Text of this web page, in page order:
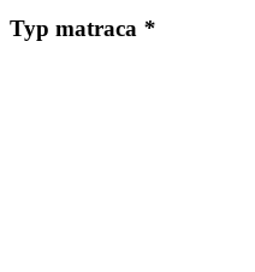
Typ matraca *